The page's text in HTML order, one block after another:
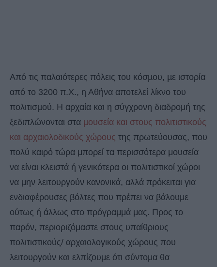
Από τις παλαιότερες πόλεις του κόσµου, µε ιστορία
από το 3200 π.Χ., η Αθήνα αποτελεί λίκνο του
πολιτισµού. Η αρχαία και η σύγχρονη διαδρομή της
ξεδιπλώνονται στα µουσεία και στους πολιτιστικούς
και αρχαιολοδικούς χώρους της πρωτεύουσας, που
πολύ καιρό τώρα μπορεί τα περισσότερα μουσεία
να είναι κλειστά ή γενικότερα οι πολιτιστικοί χώροι
να μην λειτουργούν κανονικά, αλλά πρόκειται για
ενδιαφέρουσες βόλτες που πρέπει να βάλουμε
ούτως ή άλλως στο πρόγραμμά μας. Προς το
παρόν, περιοριζόμαστε στους υπαίθριους
πολιτιστικούς/ αρχαιολογικούς χώρους που
λειτουργούν και ελπίζουμε ότι σύντομα θα